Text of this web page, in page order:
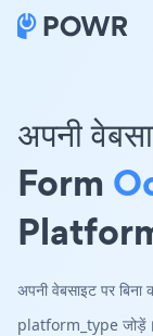
अपनी
Form
अपनी वेबसाइट पर
platform_type जोड़ें।